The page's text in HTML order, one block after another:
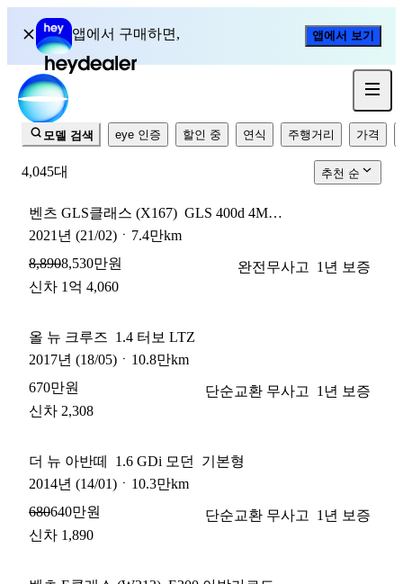
헤이딜러 중고차 매물
앱에서 구매하면,
1년 무료 보증
앱에서 보기
모델 검색 eye 인증 할인 중 연식 주행거리 가격
4,045대 추천 순
벤츠 GLS클래스 (X167) GLS 400d 4MATIC
2021 년 (21/02) ㆍ 7.4만km
8,8908,530만원 완전무사고
1년 보증
신차 1억 4,060
올 뉴 크루즈 1.4 터보 LTZ
2017년 (18/05) ㆍ 10.8만km
670만원
단순교환 무사고
1년 보증
신차 2,308
더 뉴 아반떼 1.6 GDi 모던
기본형
2014년 (14/01) ㆍ 10.3만km
680640만원 단순교환 무사고
1년 보증
신차 1,890